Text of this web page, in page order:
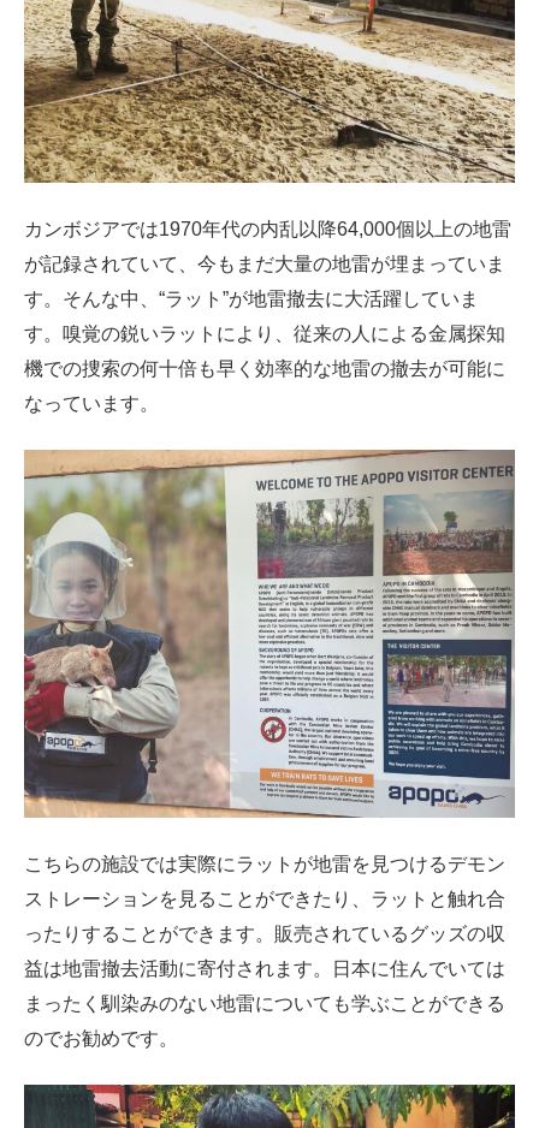
カンボジアでは1970年代の内乱以降64,000個以上の地雷
が記録されていて、今もまだ大量の地雷が埋まっていま
す。そんな中、“ラット”が地雷撤去に大活躍していま
す。嗅覚の鋭いラットにより、従来の人による金属探知
機での捜索の何十倍も早く効率的な地雷の撤去が可能に
なっています。
こちらの施設では実際にラットが地雷を見つけるデモン
ストレーションを見ることができたり、ラットと触れ合
ったりすることができます。販売されているグッズの収
益は地雷撤去活動に寄付されます。日本に住んでいては
まったく馴染みのない地雷についても学ぶことができる
のでお勧めです。